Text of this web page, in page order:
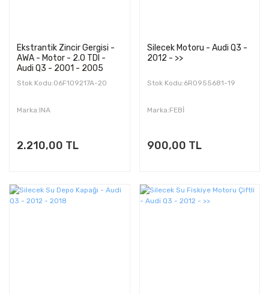
Ekstrantik Zincir Gergisi -
AWA - Motor - 2.0 TDI -
Audi Q3 - 2001 - 2005
Stok Kodu:06F109217A-20
Marka:INA
2.210,00 TL
Silecek Motoru - Audi Q3 -
2012 - >>
Stok Kodu:6R0955681-19
Marka:FEBİ
900,00 TL